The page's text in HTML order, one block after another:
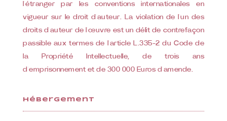
l’étranger par les conventions internationales en
vigueur sur le droit d’auteur. La violation de l’un des
droits d’auteur de l’œuvre est un délit de contrefaçon
passible aux termes de l’article L.335-2 du Code de
la Propriété Intellectuelle, de trois ans
d’emprisonnement et de 300 000 Euros d’amende.
Hébergement